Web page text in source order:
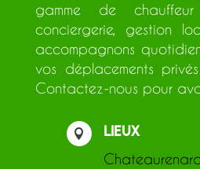
gamme de
conciergerie, gestion
accompagnons
vos déplacements
Contactez-nous pour

Lieux